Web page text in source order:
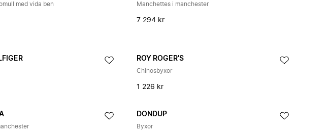
med vida ben Manchettes i manchester
7 294 kr
ROY ROGER'S
Chinosbyxor
1 226 kr
DONDUP
Byxor